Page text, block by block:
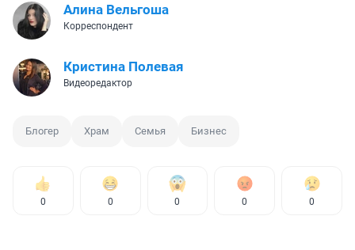
Алина Вельгоша
Корреспондент
Кристина Полевая
Видеоредактор
Блогер Храм Семья Бизнес
0 0 0 0 0